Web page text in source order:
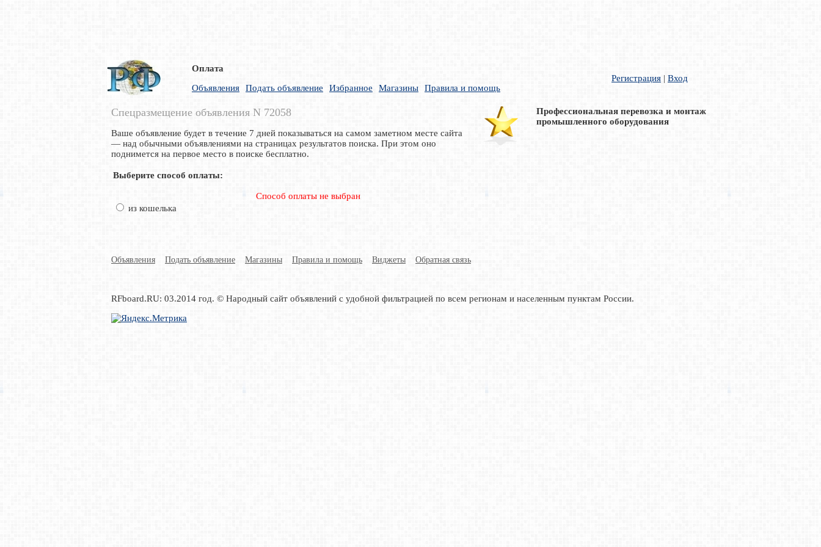
Оплата
Объявления
Подать объявление Избранное Магазины Правила и помощь
Регистрация | Вход
Спецразмещение объявления N 72058
Ваше объявление будет в течение 7 дней показываться на самом заметном месте сайта
— над обычными объявлениями на страницах результатов поиска. При этом оно
поднимется на первое место в поиске бесплатно.
Выберите способ оплаты:
из кошелька
Способ оплаты не выбран
Профессиональная перевозка и монтаж
промышленного оборудования
Объявления Подать объявление Магазины Правила и помощь Виджеты Обратная связь
RFboard.RU: 03.2014 год. © Народный сайт объявлений с удобной фильтрацией по всем регионам и населенным пунктам России.